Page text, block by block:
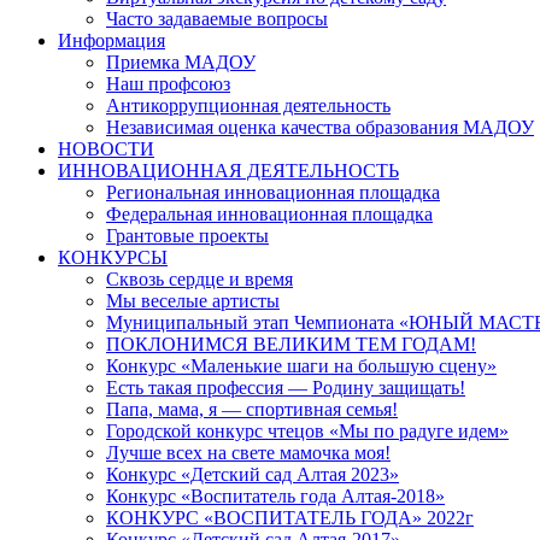
Часто задаваемые вопросы
Информация
Приемка МАДОУ
Наш профсоюз
Антикоррупционная деятельность
Независимая оценка качества образования МАДОУ
НОВОСТИ
ИННОВАЦИОННАЯ ДЕЯТЕЛЬНОСТЬ
Региональная инновационная площадка
Федеральная инновационная площадка
Грантовые проекты
КОНКУРСЫ
Сквозь сердце и время
Мы веселые артисты
Муниципальный этап Чемпионата «ЮНЫЙ
ПОКЛОНИМСЯ ВЕЛИКИМ ТЕМ ГОДАМ!
Конкурс «Маленькие шаги на большую сцену»
Есть такая профессия — Родину защищать!
Папа, мама, я — спортивная семья!
Городской конкурс чтецов «Мы по радуге идем»
Лучше всех на свете мамочка моя!
Конкурс «Детский сад Алтая 2023»
Конкурс «Воспитатель года Алтая-2018»
КОНКУРС «ВОСПИТАТЕЛЬ ГОДА» 2022г